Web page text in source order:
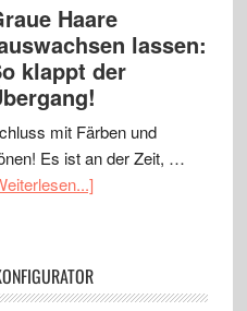
Haare
lassen:
klappt der
mit Färben und
Es ist an der Zeit, …